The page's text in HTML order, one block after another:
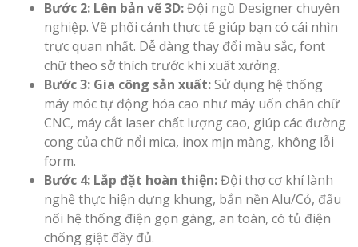
Bước 2: Lên bản vẽ 3D:Đội ngũ Designer chuyên
nghiệp. Vẽ phối cảnh thực tế giúp bạn có cái nhìn
trực quan nhất. Dễ dàng thay đổi màu sắc, font
chữ theo sở thích trước khi xuất xưởng.
Bước 3: Gia công sản xuất:Sử dụng hệ thống
máy móc tự động hóa cao như máy uốn chân chữ
CNC, máy cắt laser chất lượng cao, giúp các đường
cong của chữ nổi mica, inox mịn màng, không lỗi
form.
Bước 4: Lắp đặt hoàn thiện:Đội thợ cơ khí lành
nghề thực hiện dựng khung, bắn nền Alu/Cỏ, đấu
nối hệ thống điện gọn gàng, an toàn, có tủ điện
chống giật đầy đủ.